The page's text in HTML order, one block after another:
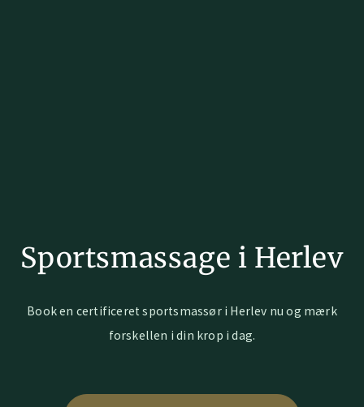
Sportsmassage i Herlev
Book en certificeret sportsmassør i Herlev nu og mærk
forskellen i din krop i dag.